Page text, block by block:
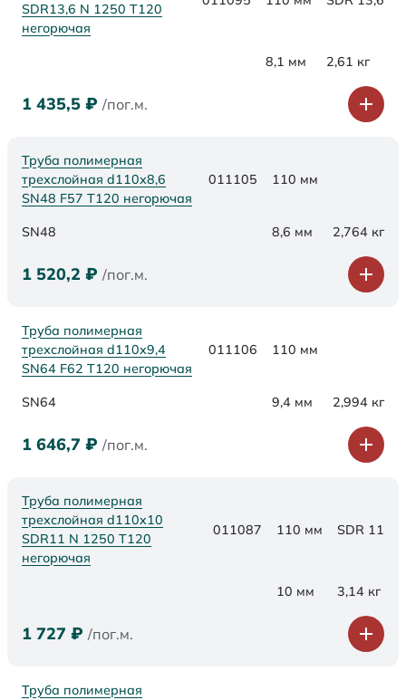
SDR13,6 N 1250 Т120
негорючая
8,1 мм 2,61 кг
1 435,5 ₽ /пог.м.
Труба полимерная
трехслойная d110х8,6
SN48 F57 Т120 негорючая
011105 110 мм
SN48 8,6 мм 2,764 кг
1 520,2 ₽ /пог.м.
Труба полимерная
трехслойная d110х9,4
SN64 F62 Т120 негорючая
011106 110 мм
SN64 9,4 мм 2,994 кг
1 646,7 ₽ /пог.м.
Труба полимерная
трехслойная d110x10
SDR11 N 1250 Т120
негорючая
011087 110 мм SDR 11
10 мм 3,14 кг
1 727 ₽ /пог.м.
Труба полимерная